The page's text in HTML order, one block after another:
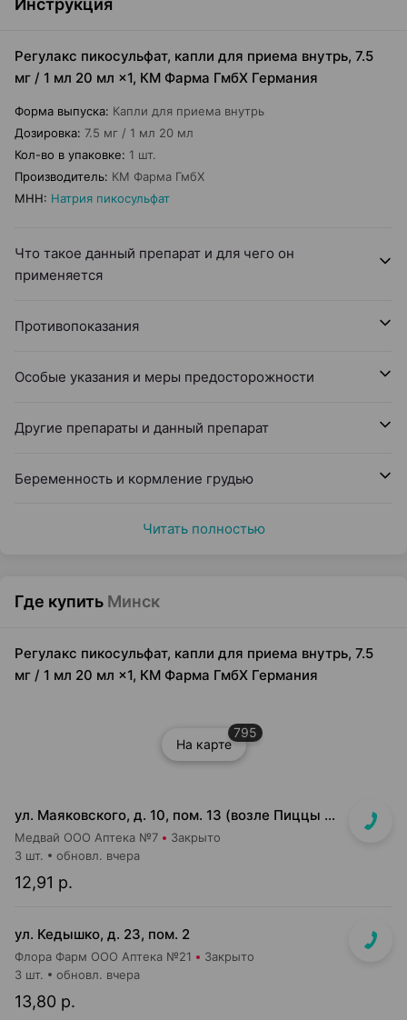
Инструкция
Регулакс пикосульфат, капли для приема внутрь, 7.5
мг / 1 мл 20 мл ×1, КМ Фарма ГмбХ Германия
Форма выпуска: Капли для приема внутрь
Дозировка: 7.5 мг / 1 мл 20 мл
Кол-во в упаковке: 1 шт.
Производитель: КМ Фарма ГмбХ
МНН: Натрия пикосульфат
Что такое данный препарат и для чего он
применяется
Противопоказания
Особые указания и меры предосторожности
Другие препараты и данный препарат
Беременность и кормление грудью
Читать полностью
Где купить Минск
Регулакс пикосульфат, капли для приема внутрь, 7.5
мг / 1 мл 20 мл ×1, КМ Фарма ГмбХ Германия
На карте
795
ул. Маяковского, д. 10, пом. 13 (возле Пиццы Мании)
Медвай ООО Аптека №7 Закрыто
12,91 р.
3 шт. обновл. вчера
ул. Кедышко, д. 23, пом. 2
Флора Фарм ООО Аптека №21 Закрыто
13,80 р.
3 шт. обновл. вчера